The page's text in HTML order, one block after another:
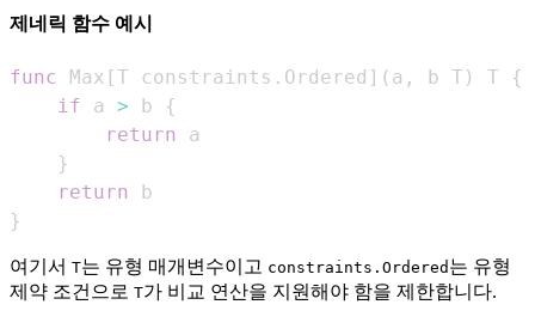
제네릭 함수 예시
func Max [T constraints . Ordered ] ( a , b T ) T
{
if a > b
{
return
}
return
}
여기서 T는 유형 매개변수이고 constraints.Ordered 는 유형
제약 조건으로 T가 비교 연산을 지원해야 함을 제한합니다.